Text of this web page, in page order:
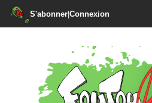
S'abonner|Connexion